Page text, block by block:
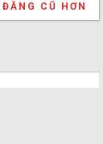
CŨ HƠN